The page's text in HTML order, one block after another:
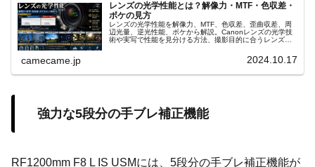
レンズの光学性能とは？解像力・MTF・色収差・
ボケの見方
レンズの光学性能を解像力、MTF、色収差、歪曲収差、周
辺光量、逆光性能、ボケから解説。Canonレンズの光学技
術や実写で性能を見分ける方法、撮影目的に合うレンズ選
camecame.jp 2024.10.17
強力な5段分の手ブレ補正機能
RF1200mm F8 L IS USMには、5段分の手ブレ補正機能が